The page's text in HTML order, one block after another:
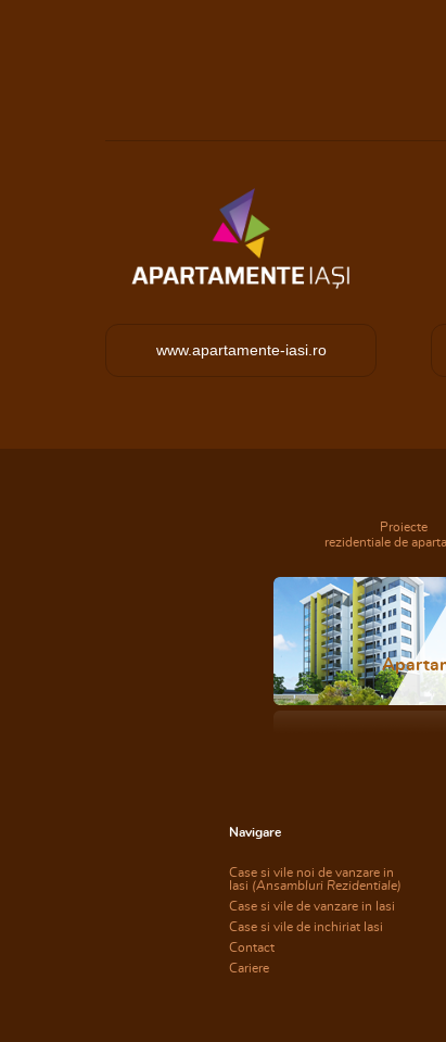
www.apartamente-iasi.ro
Proiecte
rezidentiale de
Navigare
Case si vile noi de vanzare in
Iasi (Ansambluri Rezidentiale)
Case si vile de vanzare in Iasi
Case si vile de inchiriat Iasi
Contact
Cariere